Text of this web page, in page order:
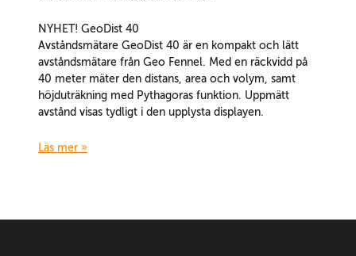
NYHET! GeoDist 40
Avståndsmätare GeoDist 40 är en kompakt och lätt
avståndsmätare från Geo Fennel. Med en räckvidd på
40 meter mäter den distans, area och volym, samt
höjduträkning med Pythagoras funktion. Uppmätt
avstånd visas tydligt i den upplysta displayen.
Läs mer »